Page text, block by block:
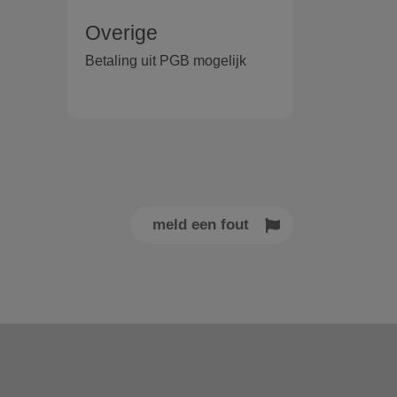
Overige
Betaling uit PGB mogelijk
meld een fout